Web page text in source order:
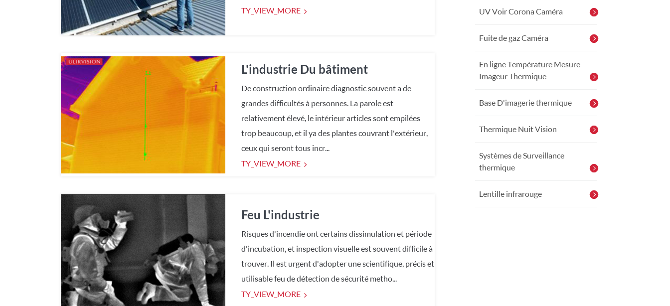
TY_VIEW_MORE
L'industrie Du bâtiment
De construction ordinaire diagnostic souvent a de
grandes difficultés à personnes. La parole est
relativement élevé, le intérieur articles sont empilées
trop beaucoup, et il ya des plantes couvrant l'extérieur,
ceux qui seront tous incr...
TY_VIEW_MORE
Feu L'industrie
Risques d'incendie ont certains dissimulation et période
d'incubation, et inspection visuelle est souvent difficile à
trouver. Il est urgent d'adopter une scientifique, précis et
utilisable feu de détection de sécurité metho...
TY_VIEW_MORE
UV Voir Corona Caméra
Fuite de gaz Caméra
En ligne Température Mesure
Imageur Thermique
Base D'imagerie thermique
Thermique Nuit Vision
Systèmes de Surveillance
thermique
Lentille infrarouge